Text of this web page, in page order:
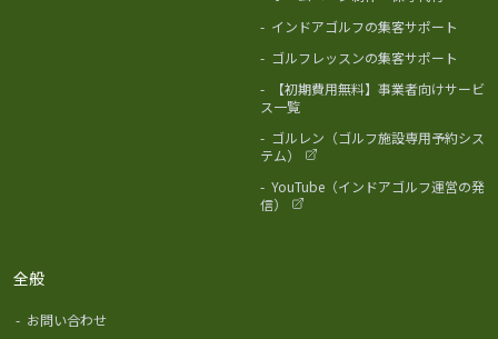
- インドアゴルフの集客サポート
- ゴルフレッスンの集客サポート
-
【初期費用無料】事業者向けサービ
ス一覧
- ゴルレン（ゴルフ施設専用予約シス
テム）
- YouTube（インドアゴルフ運営の発
信）
全般
- お問い合わせ